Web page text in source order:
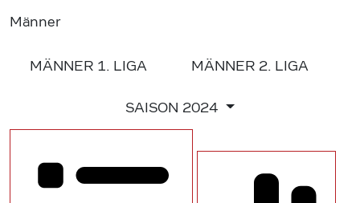
Männer
MÄNNER 1. LIGA MÄNNER 2. LIGA
SAISON 2024